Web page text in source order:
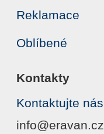
Reklamace
Oblíbené
Kontakty
Kontaktujte nás
info@eravan.cz